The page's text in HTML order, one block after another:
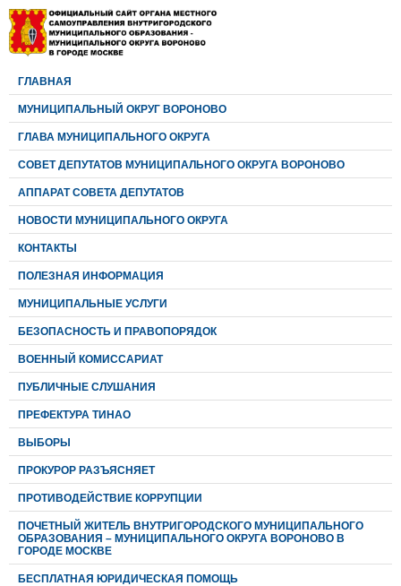
ГЛАВНАЯ
МУНИЦИПАЛЬНЫЙ ОКРУГ ВОРОНОВО
ГЛАВА МУНИЦИПАЛЬНОГО ОКРУГА
CОВЕТ ДЕПУТАТОВ МУНИЦИПАЛЬНОГО ОКРУГА ВОРОНОВО
АППАРАТ СОВЕТА ДЕПУТАТОВ
НОВОСТИ МУНИЦИПАЛЬНОГО ОКРУГА
КОНТАКТЫ
ПОЛЕЗНАЯ ИНФОРМАЦИЯ
МУНИЦИПАЛЬНЫЕ УСЛУГИ
БЕЗОПАСНОСТЬ И ПРАВОПОРЯДОК
ВОЕННЫЙ КОМИССАРИАТ
ПУБЛИЧНЫЕ СЛУШАНИЯ
ПРЕФЕКТУРА ТИНАО
ВЫБОРЫ
ПРОКУРОР РАЗЪЯСНЯЕТ
ПРОТИВОДЕЙСТВИЕ КОРРУПЦИИ
ПОЧЕТНЫЙ ЖИТЕЛЬ ВНУТРИГОРОДСКОГО МУНИЦИПАЛЬНОГО
ОБРАЗОВАНИЯ – МУНИЦИПАЛЬНОГО ОКРУГА ВОРОНОВО В
ГОРОДЕ МОСКВЕ
БЕСПЛАТНАЯ ЮРИДИЧЕСКАЯ ПОМОЩЬ